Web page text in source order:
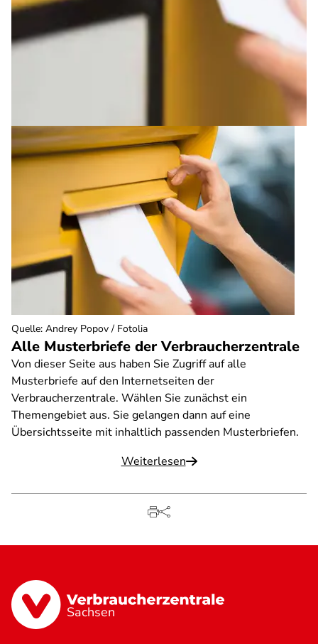
Alle Musterbriefe der Verbraucherzentrale
Von dieser Seite aus haben Sie Zugriff auf alle
Musterbriefe auf den Internetseiten der
Verbraucherzentrale. Wählen Sie zunächst ein
Themengebiet aus. Sie gelangen dann auf eine
Übersichtsseite mit inhaltlich passenden Musterbriefen.
Weiterlesen
Quelle: Andrey Popov / Fotolia
Sachsen